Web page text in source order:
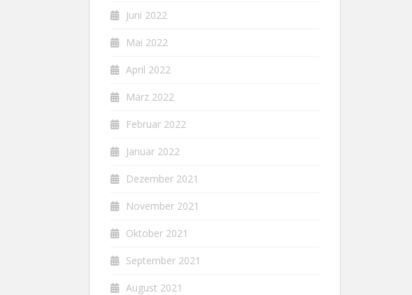
Juni 2022
Mai 2022
April 2022
März 2022
Februar 2022
Januar 2022
Dezember 2021
November 2021
Oktober 2021
September 2021
August 2021